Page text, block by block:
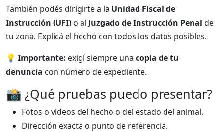
También podés dirigirte a la Unidad Fiscal de
Instrucción (UFI) o al Juzgado de Instrucción Penal de
tu zona. Explicá el hecho con todos los datos posibles.
💡 Importante: exigí siempre una copia de tu
denuncia con número de expediente.
📸 ¿Qué pruebas puedo presentar?
Fotos o videos del hecho o del estado del animal.
Dirección exacta o punto de referencia.